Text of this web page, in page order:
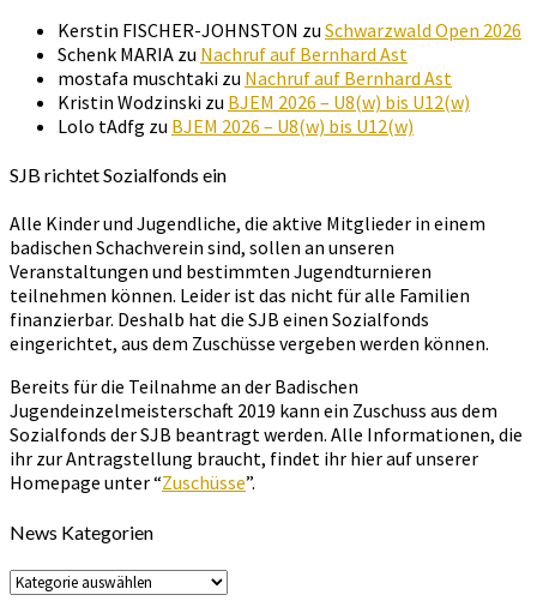
Kerstin FISCHER-JOHNSTON zu Schwarzwald Open 2026
Schenk MARIA zu Nachruf auf Bernhard Ast
mostafa muschtaki zu Nachruf auf Bernhard Ast
Kristin Wodzinski zu BJEM 2026 – U8(w) bis U12(w)
Lolo tAdfg zu BJEM 2026 – U8(w) bis U12(w)
SJB richtet Sozialfonds ein
Alle Kinder und Jugendliche, die aktive Mitglieder in einem
badischen Schachverein sind, sollen an unseren
Veranstaltungen und bestimmten Jugendturnieren
teilnehmen können. Leider ist das nicht für alle Familien
finanzierbar. Deshalb hat die SJB einen Sozialfonds
eingerichtet, aus dem Zuschüsse vergeben werden können.
Bereits für die Teilnahme an der Badischen
Jugendeinzelmeisterschaft 2019 kann ein Zuschuss aus dem
Sozialfonds der SJB beantragt werden. Alle Informationen, die
ihr zur Antragstellung braucht, findet ihr hier auf unserer
Homepage unter “Zuschüsse”.
News Kategorien
News